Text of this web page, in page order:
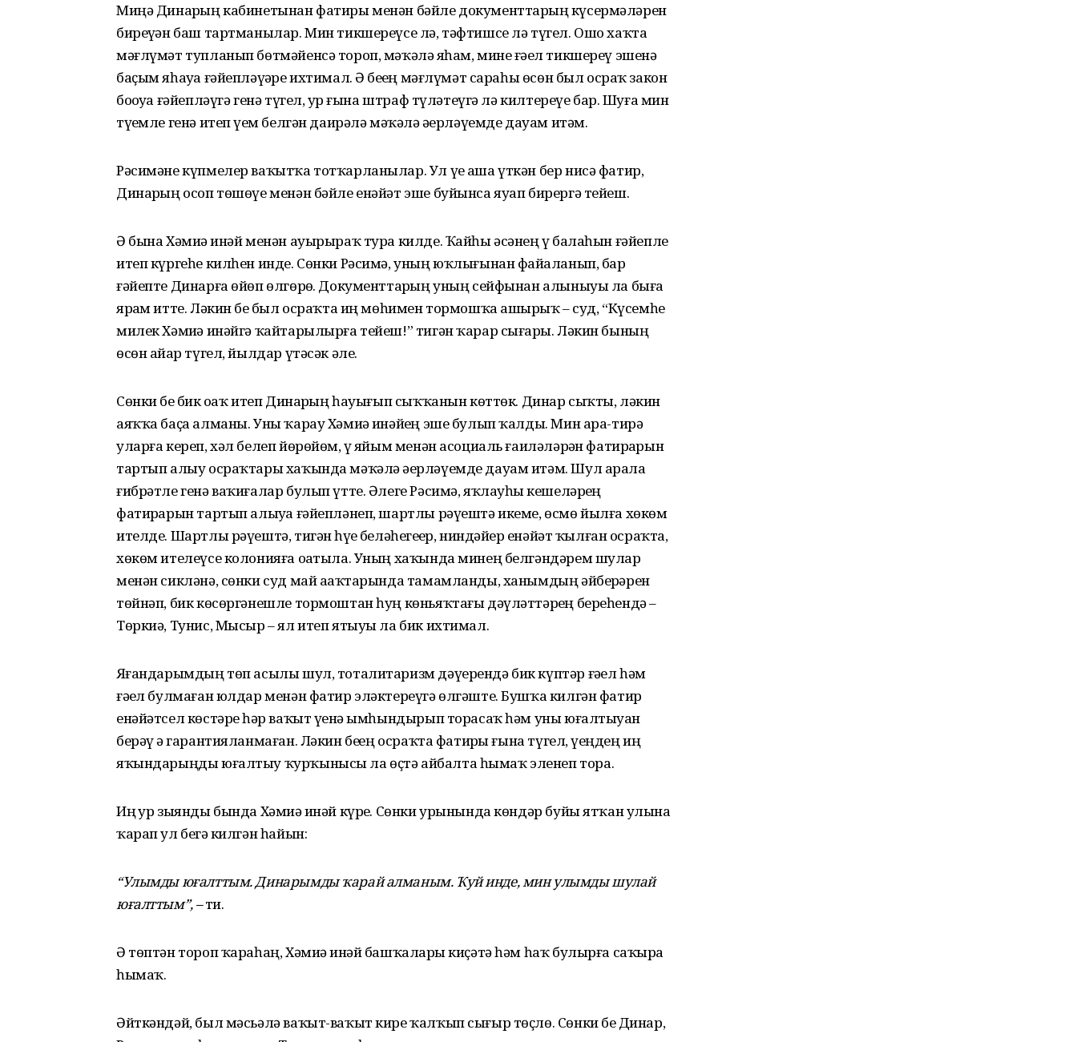
Миңә Динарҙың кабинетынан фатиры менән бәйле документтарҙың күсермәләрен
биреүҙән баш тартманылар. Мин тикшереүсе лә, тәфтишсе лә түгел. Ошо хаҡта
мәғлүмәт тупланып бөтмәйенсә тороп, мәҡәлә яҙһам, мине ғәҙел тикшереү эшенә
баҫым яһауҙа ғәйепләүҙәре ихтимал. Ә беҙҙең мәғлүмәт сараһы өсөн был осраҡ закон
боҙоуҙа ғәйепләүгә генә түгел, ҙур ғына штраф түләтеүгә лә килтереүе бар. Шуға мин
түҙемле генә итеп үҙем белгән даирәлә мәҡәлә әҙерләүемде дауам итәм.
Рәсимәне күпмелер ваҡытҡа тотҡарланылар. Ул үҙе аша үткән бер нисә фатир,
Динарҙың осоп төшөүе менән бәйле енәйәт эше буйынса яуап бирергә тейеш.
Ә бына Хәмиҙә инәй менән ауырыраҡ тура килде. Ҡайһы әсәнең үҙ балаһын ғәйепле
итеп күргеһе килһен инде. Сөнки Рәсимә, уның юҡлығынан файҙаланып, бар
ғәйепте Динарға өйөп өлгөрҙө. Документтарҙың уның сейфынан алыныуы ла быға
ярҙам итте. Ләкин беҙ был осраҡта иң мөһимен тормошҡа ашырҙыҡ – суд, “Күсемһеҙ
милек Хәмиҙә инәйгә ҡайтарылырға тейеш!” тигән ҡарар сығарҙы. Ләкин бының
өсөн айҙар түгел, йылдар үтәсәк әле.
Сөнки беҙ бик оҙаҡ итеп Динарҙың һауығып сыҡҡанын көттөк. Динар сыҡты, ләкин
аяҡҡа баҫа алманы. Уны ҡарау Хәмиҙә инәйҙең эше булып ҡалды. Мин ара-тирә
уларға кереп, хәл белеп йөрөйөм, үҙ яйым менән асоциаль ғаиләләрҙән фатирҙарын
тартып алыу осраҡтары хаҡында мәҡәлә әҙерләүемде дауам итәм. Шул арала
ғибрәтле генә ваҡиғалар булып үтте. Әлеге Рәсимә, яҡлауһыҙ кешеләрҙең
фатирҙарын тартып алыуҙа ғәйепләнеп, шартлы рәүештә икеме, өсмө йылға хөкөм
ителде. Шартлы рәүештә, тигән һүҙҙе беләһегеҙҙер, ниндәйҙер енәйәт ҡылған осраҡта,
хөкөм ителеүсе колонияға оҙатыла. Уның хаҡында минең белгәндәрем шулар
менән сикләнә, сөнки суд май аҙаҡтарында тамамланды, ханымдың әйберҙәрен
төйнәп, бик көсөргәнешле тормоштан һуң көньяҡтағы дәүләттәрҙең береһендә –
Төркиә, Тунис, Мысыр – ял итеп ятыуы ла бик ихтимал.
Яҙғандарымдың төп асылы шул, тоталитаризм дәүерендә бик күптәр ғәҙел һәм
ғәҙел булмаған юлдар менән фатир эләктереүгә өлгәште. Бушҡа килгән фатир
енәйәтсел көстәрҙе һәр ваҡыт үҙенә ымһындырып торасаҡ һәм уны юғалтыуҙан
берәү ҙә гарантияланмаған. Ләкин беҙҙең осраҡта фатирҙы ғына түгел, үҙеңдең иң
яҡындарыңды юғалтыу ҡурҡынысы ла өҫтә айбалта һымаҡ эленеп тора.
Иң ҙур зыянды бында Хәмиҙә инәй күрҙе. Сөнки урынында көндәр буйы ятҡан улына
ҡарап ул беҙгә килгән һайын:
“Улымды юғалттым. Динарымды ҡарай алманым. Ҡуй инде, мин улымды шулай
юғалттым”, –ти.
Ә төптән тороп ҡараһаң, Хәмиҙә инәй башҡаларҙы киҫәтә һәм һаҡ булырға саҡыра
һымаҡ.
Әйткәндәй, был мәсьәлә ваҡыт-ваҡыт кире ҡалҡып сығыр төҫлө. Сөнки беҙ Динар,